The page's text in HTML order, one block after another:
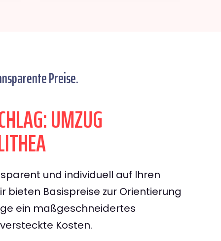
Preise.
UMZUG
und individuell auf Ihren
bieten Basispreise zur Orientierung
ein maßgeschneidertes
Kosten.